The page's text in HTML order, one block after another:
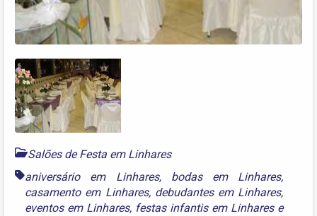
Salões de Festa em Linhares
aniversário em Linhares, bodas em Linhares,
casamento em Linhares, debudantes em Linhares,
eventos em Linhares, festas infantis em Linharese